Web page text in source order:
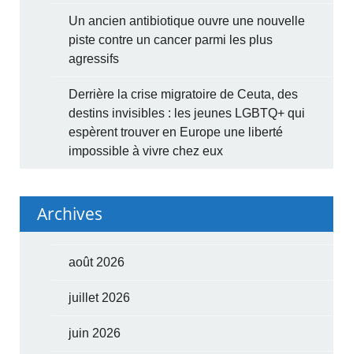
Un ancien antibiotique ouvre une nouvelle
piste contre un cancer parmi les plus
agressifs
Derrière la crise migratoire de Ceuta, des
destins invisibles : les jeunes LGBTQ+ qui
espèrent trouver en Europe une liberté
impossible à vivre chez eux
Archives
août 2026
juillet 2026
juin 2026